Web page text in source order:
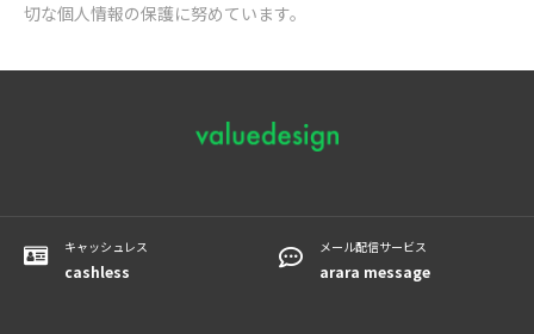
切な個人情報の保護に努めています。
キャッシュレス
cashless
メール配信サービス
arara message